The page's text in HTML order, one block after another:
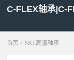
C-FLEX轴承|C-
首页 > SKF高温轴承